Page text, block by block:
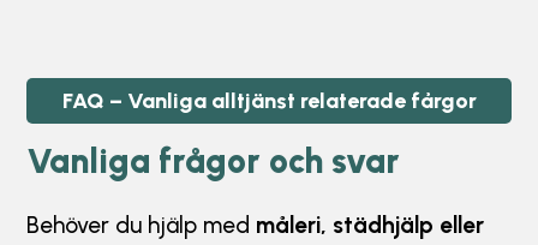
FAQ – Vanligaalltjänst relateradefårgor
Vanliga frågor och svar
Behöver du hjälp med måleri, städhjälp eller